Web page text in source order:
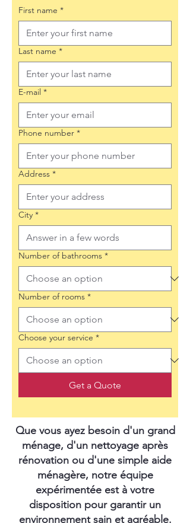
First name *
Last name *
E-mail *
Phone number *
Address *
City *
Number of bathrooms *
Number of rooms *
Choose your service *
Get a Quote
Que vous ayez besoin d'un grand
ménage, d'un nettoyage après
rénovation ou d'une simple aide
ménagère, notre équipe
expérimentée est à votre
disposition pour garantir un
environnement sain et agréable.